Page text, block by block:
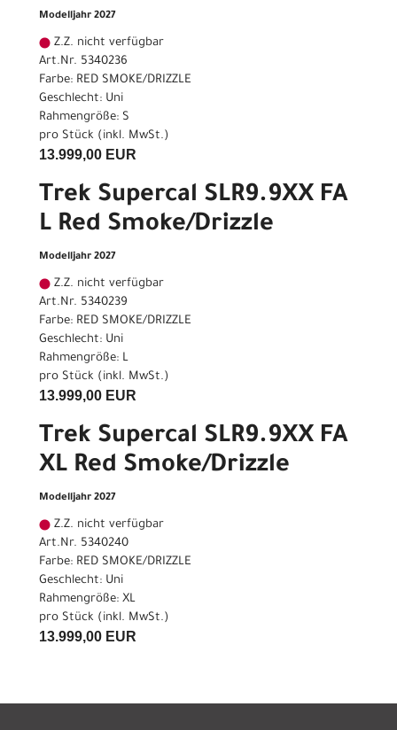
Modelljahr 2027
Z.Z. nicht verfügbar
Art.Nr. 5340236
Farbe: RED SMOKE/DRIZZLE
Geschlecht: Uni
Rahmengröße: S
pro Stück (inkl. MwSt.)
13.999,00 EUR
Trek Supercal SLR9.9XX FA
L Red Smoke/Drizzle
Modelljahr 2027
Z.Z. nicht verfügbar
Art.Nr. 5340239
Farbe: RED SMOKE/DRIZZLE
Geschlecht: Uni
Rahmengröße: L
pro Stück (inkl. MwSt.)
13.999,00 EUR
Trek Supercal SLR9.9XX FA
XL Red Smoke/Drizzle
Modelljahr 2027
Z.Z. nicht verfügbar
Art.Nr. 5340240
Farbe: RED SMOKE/DRIZZLE
Geschlecht: Uni
Rahmengröße: XL
pro Stück (inkl. MwSt.)
13.999,00 EUR